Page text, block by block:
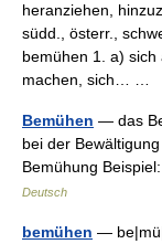
heranziehen,
südd., österr.,
bemühen 1. a)
machen, sich… …
Bemühen — das
bei der
Bemühung
Deutsch
bemühen —